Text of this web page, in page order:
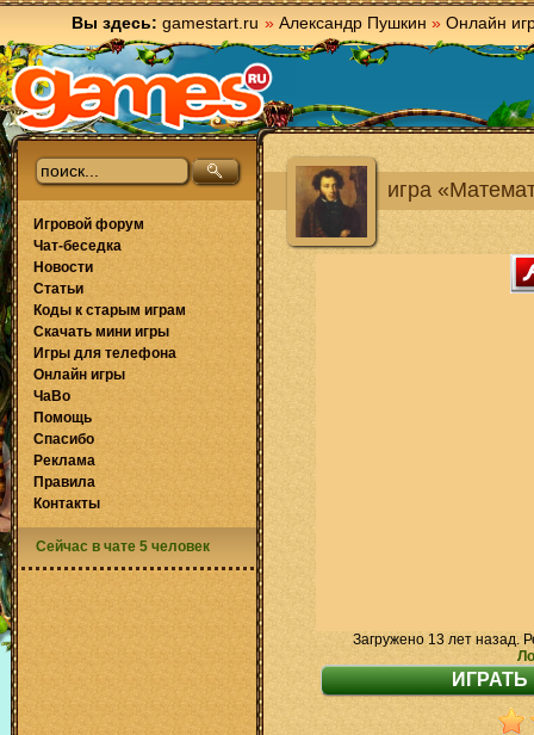
Вы здесь: gamestart.ru » Александр Пушкин » Онлайн
игра
Загружено 13 лет назад.
Игровой форум
Чат-беседка
Новости
Статьи
Коды к старым играм
Скачать мини игры
Игры для телефона
Онлайн игры
ЧаВо
Помощь
Спасибо
Реклама
Правила
Контакты
Сейчас в чате 5 человек